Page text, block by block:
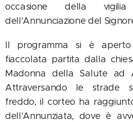
occasione della
dell'Annunciazione del
Il programma si è
fiaccolata partita dalla
Madonna della Salute ad
Attraversando le strade
freddo, il corteo ha
dell'Annunziata, dove è